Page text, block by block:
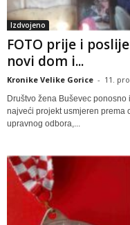
Izdvojeno
FOTO prije i
novi dom i...
Kronike Velike Gorice - 11.
Društvo žena Buševec
najveći projekt usmjeren prema
upravnog odbora,...